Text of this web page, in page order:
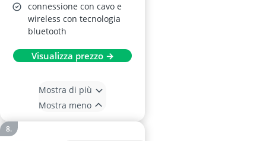
connessione con cavo e
wireless con tecnologia
bluetooth
Visualizza prezzo →
Mostra di più
Mostra meno